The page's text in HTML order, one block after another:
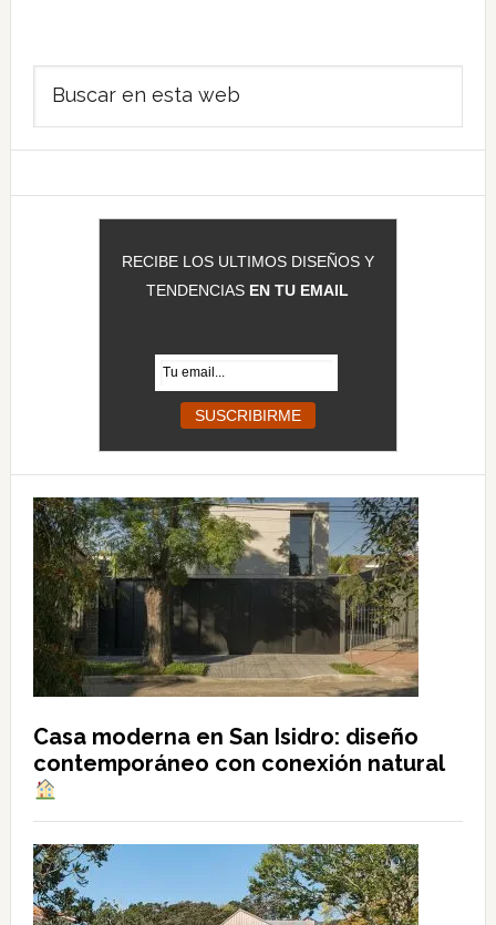
Barra
lateral
principal
RECIBE LOS ULTIMOS DISEÑOS Y
TENDENCIAS EN TU EMAIL
Casa moderna en San Isidro: diseño
contemporáneo con conexión natural